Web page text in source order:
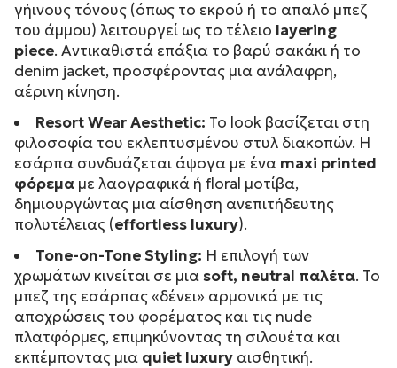
γήινους τόνους (όπως το εκρού ή το απαλό μπεζ
του άμμου) λειτουργεί ως το τέλειο layering
piece. Αντικαθιστά επάξια το βαρύ σακάκι ή το
denim jacket, προσφέροντας μια ανάλαφρη,
αέρινη κίνηση.
Resort Wear Aesthetic: Το look βασίζεται στη
φιλοσοφία του εκλεπτυσμένου στυλ διακοπών. Η
εσάρπα συνδυάζεται άψογα με ένα maxi printed
φόρεμα με λαογραφικά ή floral μοτίβα,
δημιουργώντας μια αίσθηση ανεπιτήδευτης
πολυτέλειας (effortless luxury).
Tone-on-Tone Styling: Η επιλογή των
χρωμάτων κινείται σε μιαsoft, neutral παλέτα. Το
μπεζ της εσάρπας «δένει» αρμονικά με τις
αποχρώσεις του φορέματος και τις nude
πλατφόρμες, επιμηκύνοντας τη σιλουέτα και
εκπέμποντας μια quiet luxury αισθητική.